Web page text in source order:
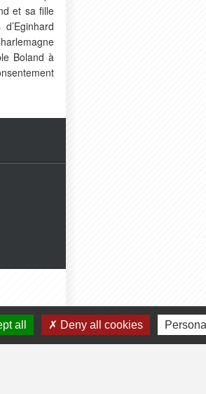
et sa fille
Boland à
ou la création de votre fiche
all Deny all cookies